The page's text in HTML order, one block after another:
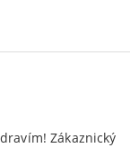
Zákaznický